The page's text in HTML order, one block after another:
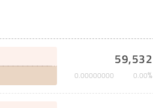
59,532
0.00000000 0.00%